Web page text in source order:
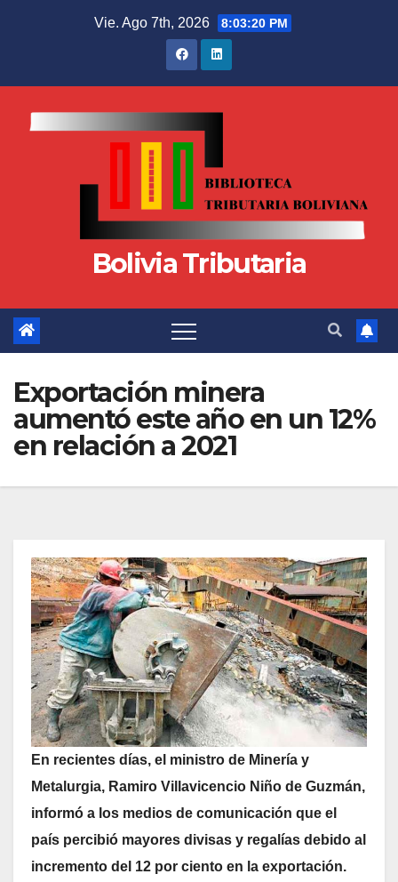
Vie. Ago 7th, 2026 8:03:21 PM
Bolivia Tributaria
Exportación minera
aumentó este año en un 12%
en relación a 2021
En recientes días, el ministro de Minería y
Metalurgia, Ramiro Villavicencio Niño de Guzmán,
informó a los medios de comunicación que el
país percibió mayores divisas y regalías debido al
incremento del 12 por ciento en la exportación.